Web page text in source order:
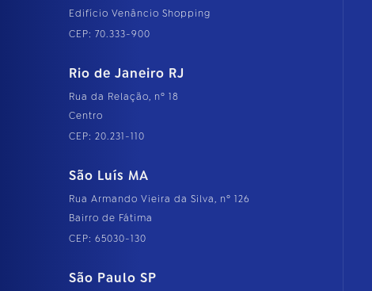
Edifício Venâncio Shopping
CEP: 70.333-900
Rio de Janeiro RJ
Rua da Relação, nº 18
Centro
CEP: 20.231-110
São Luís MA
Rua Armando Vieira da Silva, nº 126
Bairro de Fátima
CEP: 65030-130
São Paulo SP